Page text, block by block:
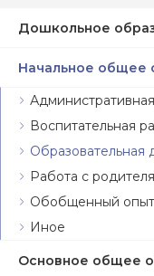
Дошкольное
Начальное общее
Воспитательная
Образовательная
Работа с
Обобщенный опыт
Иное
Основное общее